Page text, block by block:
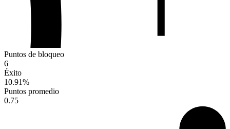
Puntos de bloqueo
6
Éxito
10.91%
Puntos promedio
0.75